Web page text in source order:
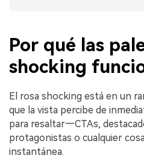
Por qué las
shocking
El rosa shocking está en un
que la vista percibe de
para resaltar—CTAs,
protagonistas o cualquier
instantánea.